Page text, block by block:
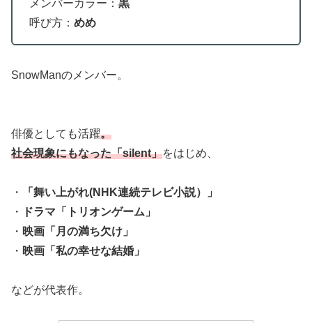
メンバーカラー： 黒
呼び方： めめ
SnowManのメンバー。
俳優としても活躍。
社会現象にもなった「silent」をはじめ、
・
「舞い上がれ(NHK連続テレビ小説）」
・
ドラマ「トリオンゲーム」
・ 映画「月の満ち欠け」
・ 映画「私の幸せな結婚」
などが代表作。